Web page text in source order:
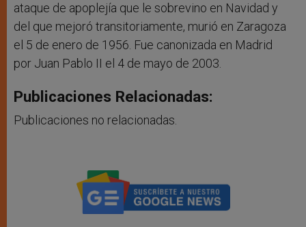
ataque de apoplejía que le sobrevino en Navidad y
del que mejoró transitoriamente, murió en Zaragoza
el 5 de enero de 1956. Fue canonizada en Madrid
por Juan Pablo II el 4 de mayo de 2003.
Publicaciones Relacionadas:
Publicaciones no relacionadas.